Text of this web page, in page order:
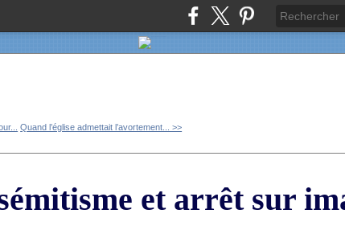
Quand l’église admettait l’avortement... >>
et arrêt sur